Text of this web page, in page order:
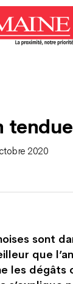
tendue
2020
sont
que
les dégâts